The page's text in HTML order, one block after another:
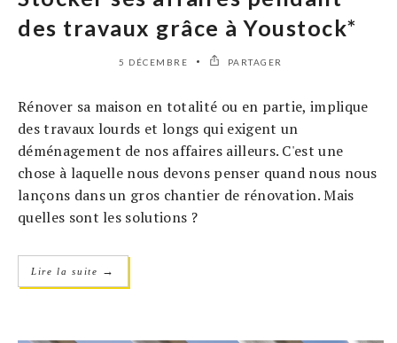
des travaux grâce à Youstock*
5 DÉCEMBRE PARTAGER
Rénover sa maison en totalité ou en partie, implique
des travaux lourds et longs qui exigent un
déménagement de nos affaires ailleurs. C'est une
chose à laquelle nous devons penser quand nous nous
lançons dans un gros chantier de rénovation. Mais
quelles sont les solutions ?
Lire la suite →